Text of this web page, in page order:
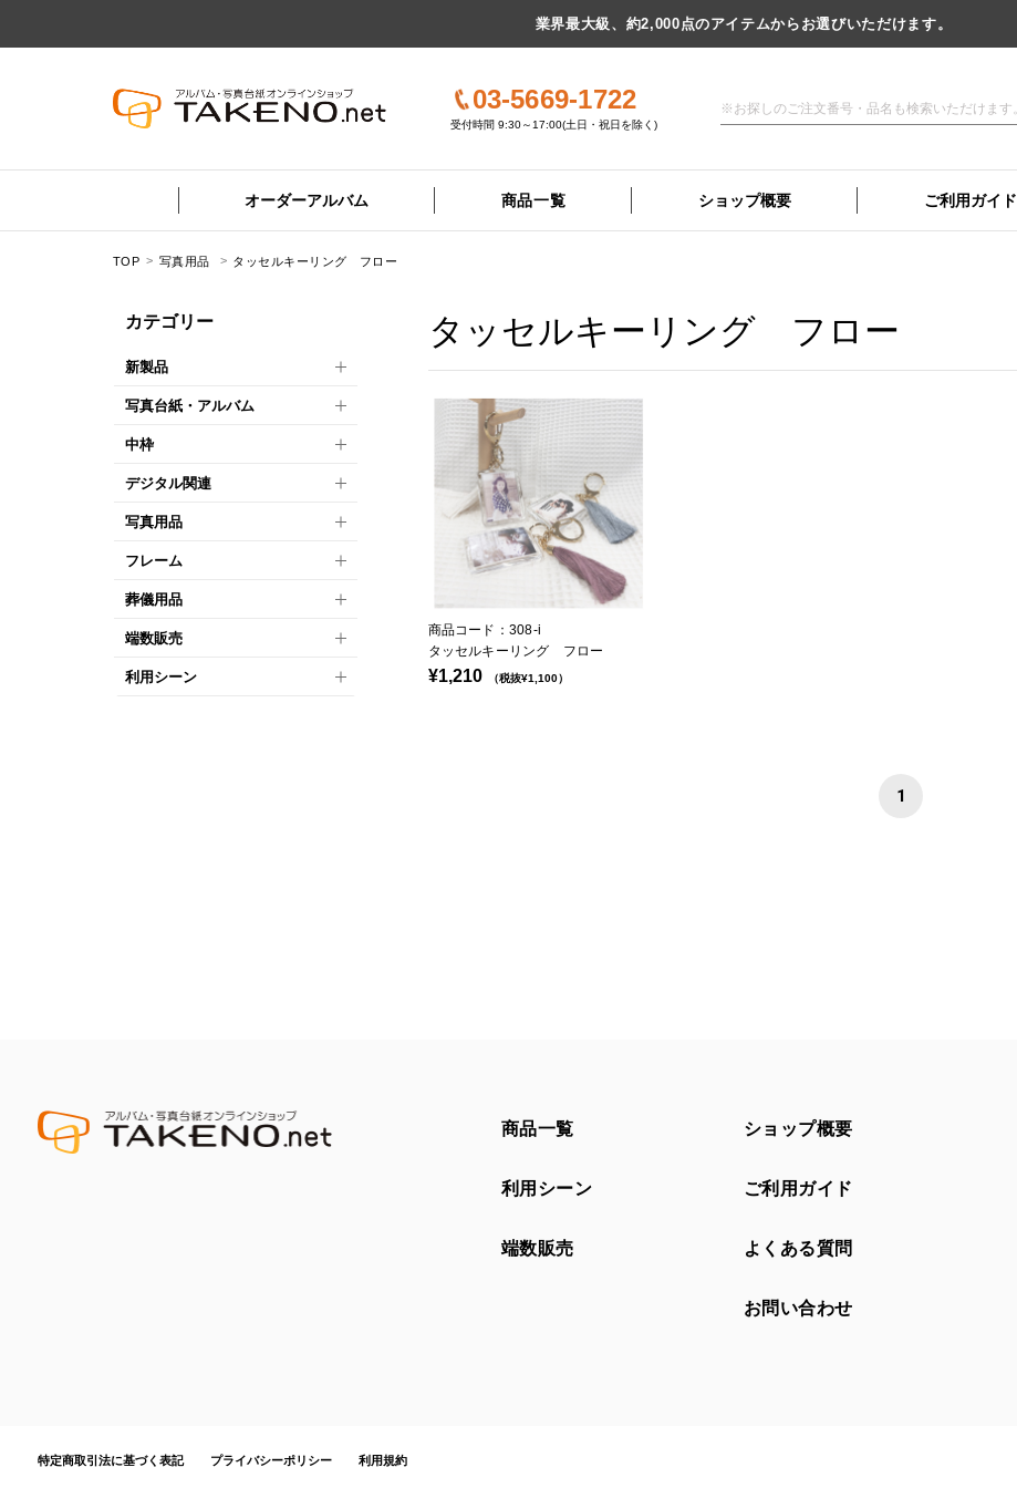
業界最大級、約2,000点のアイテムからお選びいただけます。
03-5669-1722
受付時間 9:30～17:00(土日・祝日を除く)
オーダーアルバム 商品一覧 ショップ概要 ご利用ガイド
TOP 写真用品 タッセルキーリング フロー
カテゴリー
新製品
写真台紙・アルバム
中枠
デジタル関連
写真用品
フレーム
葬儀用品
端数販売
利用シーン
タッセルキーリング フロー
商品コード：308-i
タッセルキーリング フロー
¥1,210 （税抜¥1,100）
1
商品一覧
利用シーン
端数販売
ショップ概要
ご利用ガイド
よくある質問
お問い合わせ
特定商取引法に基づく表記 プライバシーポリシー 利用規約